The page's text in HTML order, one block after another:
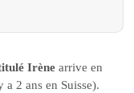
Irènearrive en
2 ans en Suisse).